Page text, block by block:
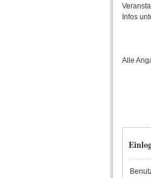
Infos
Alle